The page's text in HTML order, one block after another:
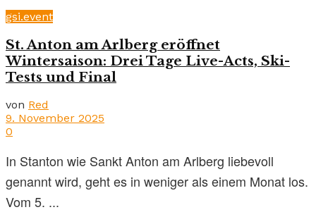
gsi.event
St. Anton am Arlberg eröffnet
Wintersaison: Drei Tage Live-Acts, Ski-
Tests und Final
von Red
9. November 2025
0
In Stanton wie Sankt Anton am Arlberg liebevoll
genannt wird, geht es in weniger als einem Monat los.
Vom 5. ...